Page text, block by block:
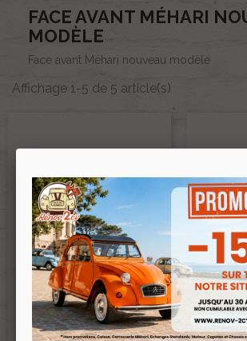
FACE AVANT MÉHARI
MODÈLE
Face avant Méhari nouveau modèle
Affichage 1-5 de 5 article(s)
Face Avant Méhari Nouveau
Modèle BLANC BRILLANT
Ref :004012
Prix public :135,00 €
Face
Ref
Prix